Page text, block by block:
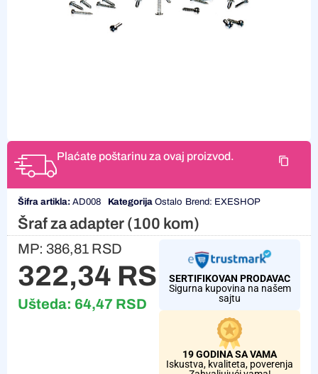
Plaćate poštarinu za ovaj proizvod.
Šifra artikla: AD008 Kategorija Ostalo Brend: EXESHOP
Šraf za adapter (100 kom)
MP: 386,81 RSD
322,34 RSD
Ušteda: 64,47 RSD
SERTIFIKOVAN PRODAVAC
Sigurna kupovina na našem
sajtu
19 GODINA SA VAMA
Iskustva, kvaliteta, poverenja